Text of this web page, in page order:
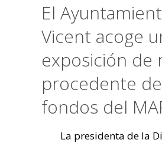
El
Vicent acoge
exposición de
procedente
fondos del
La presidenta de la